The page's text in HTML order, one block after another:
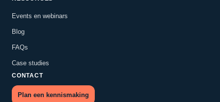
Events en webinars
Blog
FAQs
Case studies
CONTACT
Plan een kennismaking